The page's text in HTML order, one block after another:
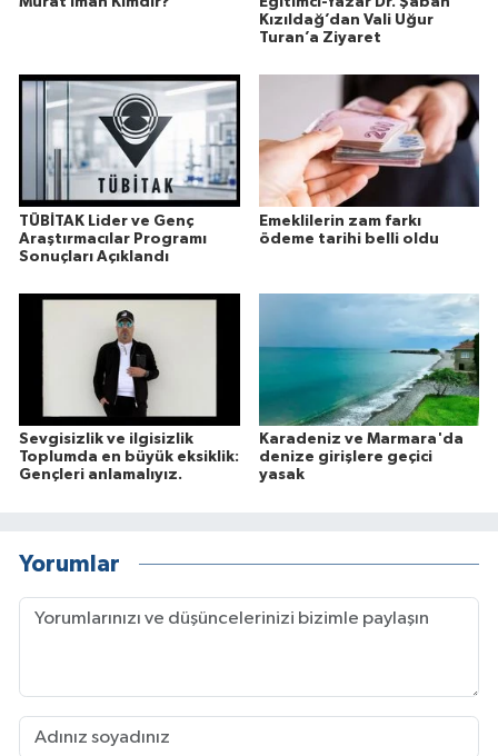
Kızıldağ’dan Vali Uğur
Turan’a Ziyaret
TÜBİTAK Lider ve Genç
Araştırmacılar Programı
Sonuçları Açıklandı
Emeklilerin zam farkı
ödeme tarihi belli oldu
Sevgisizlik ve ilgisizlik
Toplumda en büyük eksiklik:
Gençleri anlamalıyız.
Karadeniz ve Marmara'da
denize girişlere geçici
yasak
Yorumlar